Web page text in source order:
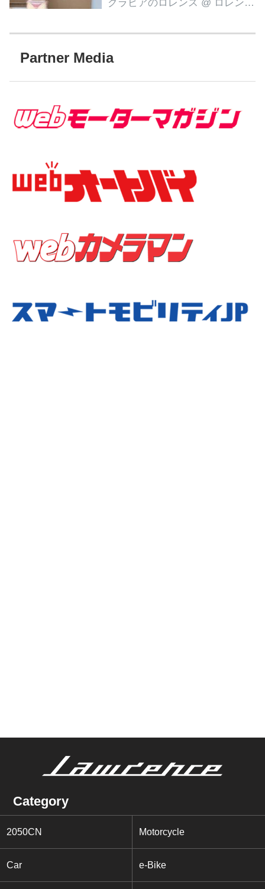
グラビアのロレンス @ ロレンス編集部
Partner Media
Category
2050CN Motorcycle
Car e-Bike